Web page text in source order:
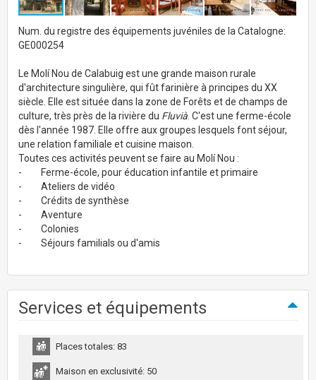
Num. du registre des équipements juvéniles de la Catalogne:
GE000254
Le Molí Nou de Calabuig est une grande maison rurale
d'architecture singulière, qui fût farinière à principes du XX
siècle. Elle est située dans la zone de Forêts et de champs de
culture, très près de la rivière du Fluvià . C'est une ferme-école
dès l'année 1987. Elle offre aux groupes lesquels font séjour,
une relation familiale et cuisine maison.
Toutes ces activités peuvent se faire au Molí Nou :
- Ferme-école, pour éducation infantile et primaire
- Ateliers de vidéo
- Crédits de synthèse
- Aventure
- Colonies
- Séjours familials ou d'amis
Services et équipements
Places totales: 83
Maison en exclusivité: 50